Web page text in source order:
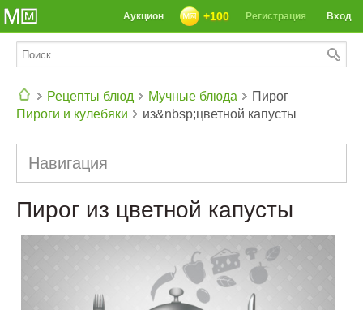
Вход
Регистрация
+100
Аукцион
Рецепты блюд
Мучные блюда
Пироги и кулебяки
Пирог
из&nbsp;цветной капусты
Навигация
Пирог из цветной капусты